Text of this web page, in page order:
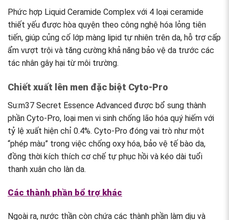
Phức hợp Liquid Ceramide Complex với 4 loại ceramide
thiết yếu được hòa quyện theo công nghệ hóa lỏng tiên
tiến, giúp củng cố lớp màng lipid tự nhiên trên da, hỗ trợ cấp
ẩm vượt trội và tăng cường khả năng bảo vệ da trước các
tác nhân gây hại từ môi trường.
Chiết xuất lên men đặc biệt Cyto-Pro
Su:m37 Secret Essence Advanced được bổ sung thành
phần Cyto-Pro, loại men vi sinh chống lão hóa quý hiếm với
tỷ lệ xuất hiện chỉ 0.4%. Cyto-Pro đóng vai trò như một
“phép màu” trong việc chống oxy hóa, bảo vệ tế bào da,
đồng thời kích thích cơ chế tự phục hồi và kéo dài tuổi
thanh xuân cho làn da.
Các thành phần bổ trợ khác
Ngoài ra, nước thần còn chứa các thành phần làm dịu và